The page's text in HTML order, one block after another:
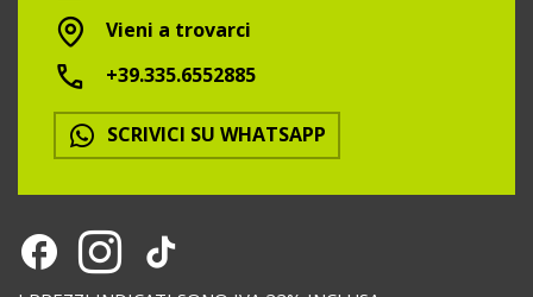
Vieni a trovarci
+39.335.6552885
SCRIVICI SU WHATSAPP